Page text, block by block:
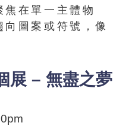
在單一主體物
向圖案或符號，像
展 – 無盡之夢